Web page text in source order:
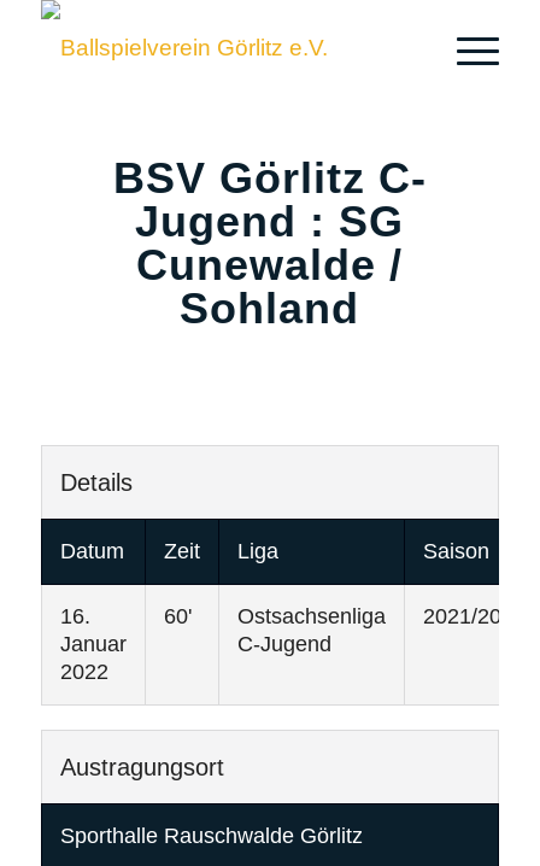
BSV Görlitz C-
Jugend : SG
Cunewalde /
Sohland
Details
Datum Zeit Liga Saison
16.
Januar
2022
60'
Ostsachsenliga
C-Jugend
2021/2022
Austragungsort
Sporthalle Rauschwalde Görlitz